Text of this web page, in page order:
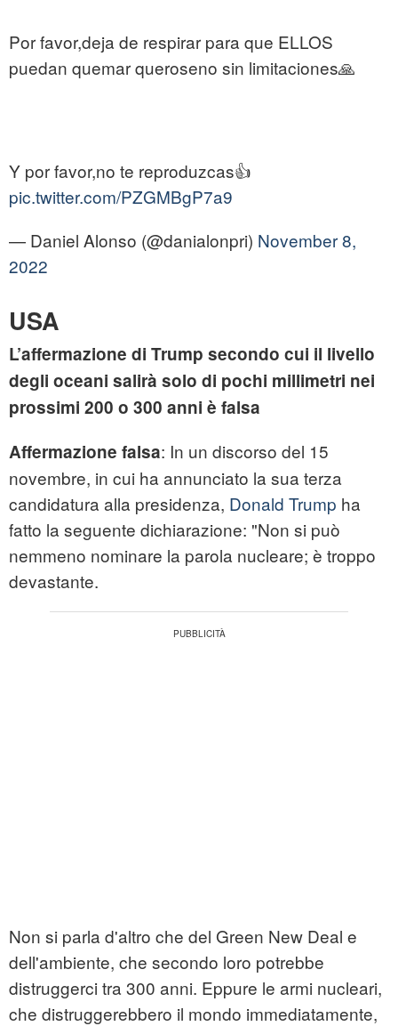
Por favor,deja de respirar para que ELLOS
puedan quemar queroseno sin limitaciones🙏
Y por favor,no te reproduzcas👍
pic.twitter.com/PZGMBgP7a9
— Daniel Alonso (@danialonpri) November 8,
2022
USA
L’affermazione di Trump secondo cui il livello
degli oceani salirà solo di pochi millimetri nei
prossimi 200 o 300 anni è falsa
Affermazione falsa: In un discorso del 15
novembre, in cui ha annunciato la sua terza
candidatura alla presidenza, Donald Trump ha
fatto la seguente dichiarazione: "Non si può
nemmeno nominare la parola nucleare; è troppo
devastante.
Non si parla d'altro che del Green New Deal e
dell'ambiente, che secondo loro potrebbe
distruggerci tra 300 anni. Eppure le armi nucleari,
che distruggerebbero il mondo immediatamente,